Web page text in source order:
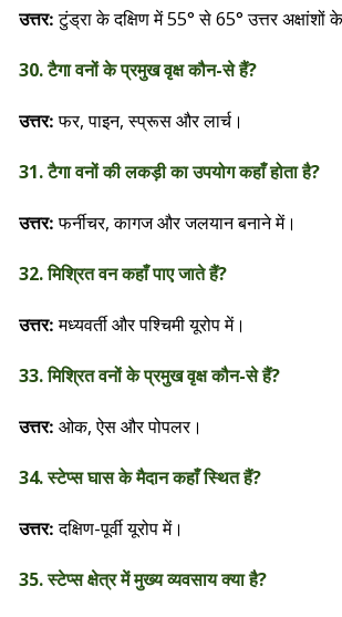
उत्तर:टुंड्रा के दक्षिण में 55° से 65° उत्तर अक्षांशों
30. टैगा वनों के प्रमुख वृक्ष कौन-से हैं?
उत्तर:फर, पाइन, स्प्रूस और लार्च।
31. टैगा वनों की लकड़ी का उपयोग कहाँ होता है?
उत्तर:फर्नीचर, कागज और जलयान बनाने में।
32. मिश्रित वन कहाँ पाए जाते हैं?
उत्तर:मध्यवर्ती और पश्चिमी यूरोप में।
33. मिश्रित वनों के प्रमुख वृक्ष कौन-से हैं?
उत्तर: ओक, ऐस और पोपलर।
34. स्टेप्स घास के मैदान कहाँ स्थित हैं?
उत्तर:दक्षिण-पूर्वी यूरोप में।
35. स्टेप्स क्षेत्र में मुख्य व्यवसाय क्या है?